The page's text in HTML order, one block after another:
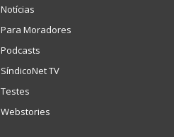
Notícias
Para Moradores
Podcasts
SíndicoNet TV
Testes
Webstories